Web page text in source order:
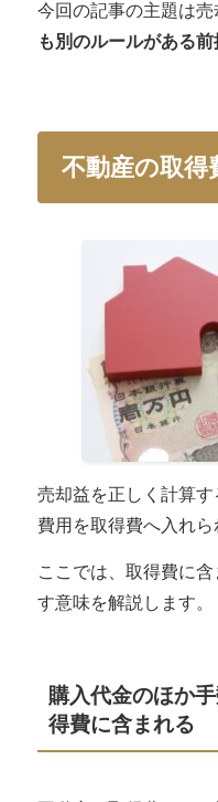
今回の記事の主題は売
も別のルールがある
不動産の取得
売却益を正しく計算
費用を取得費へ入れら
ここでは、取得費に
す意味を解説します。
購入代金のほか
得費に含まれる